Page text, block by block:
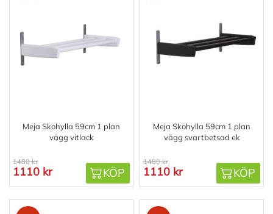
Meja Skohylla 59cm 1 plan
vägg vitlack
1480 kr
1110 kr KÖP
Meja Skohylla 59cm 1 plan
vägg svartbetsad ek
1480 kr
1110 kr KÖP